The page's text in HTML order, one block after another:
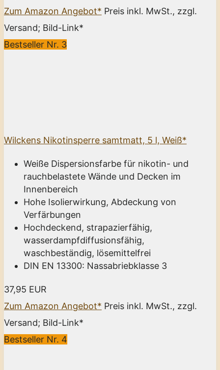
Zum Amazon Angebot* Preis inkl. MwSt., zzgl.
Versand; Bild-Link*
Bestseller Nr. 3
Wilckens Nikotinsperre samtmatt, 5 l, Weiß*
Weiße Dispersionsfarbe für nikotin- und
rauchbelastete Wände und Decken im
Innenbereich
Hohe Isolierwirkung, Abdeckung von
Verfärbungen
Hochdeckend, strapazierfähig,
wasserdampfdiffusionsfähig,
waschbeständig, lösemittelfrei
DIN EN 13300: Nassabriebklasse 3
37,95 EUR
Zum Amazon Angebot* Preis inkl. MwSt., zzgl.
Versand; Bild-Link*
Bestseller Nr. 4